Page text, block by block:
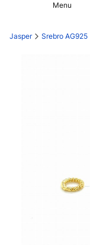
Menu
Jasper Srebro AG925